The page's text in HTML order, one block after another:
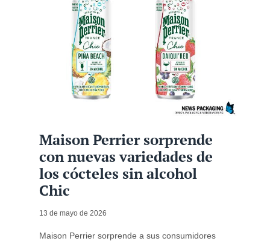
Maison Perrier sorprende
con nuevas variedades de
los cócteles sin alcohol
Chic
13 de mayo de 2026
Maison Perrier sorprende a sus consumidores